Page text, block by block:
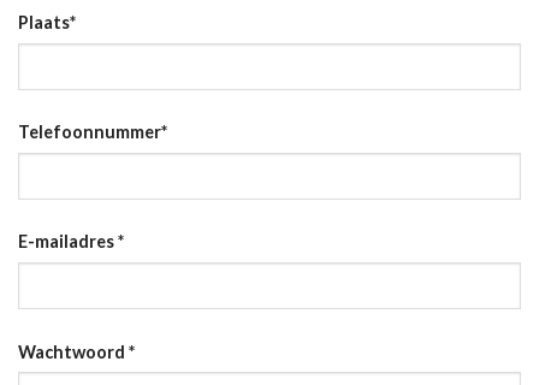
Plaats*
Telefoonnummer*
E-mailadres*
Wachtwoord *